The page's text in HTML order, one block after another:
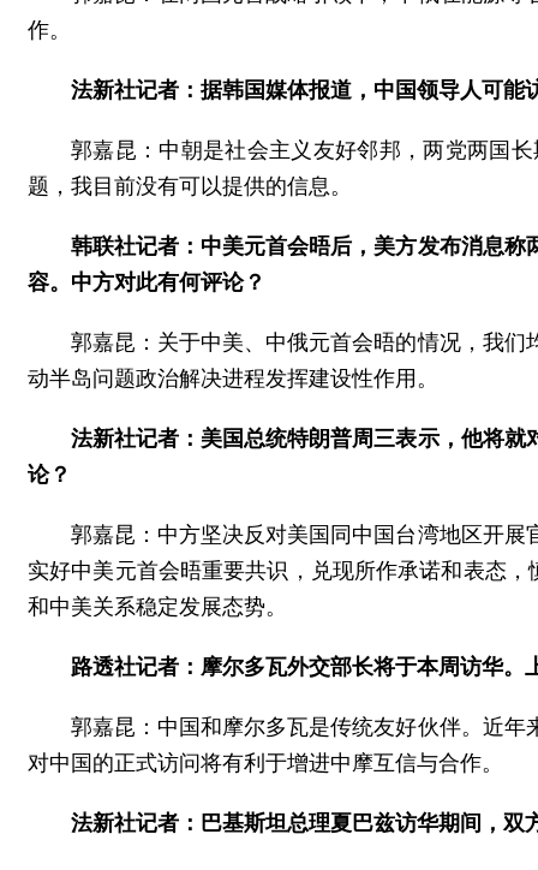
作。
法新社记者：据韩国媒体报道，中国领导人可
郭嘉昆：中朝是社会主义友好邻邦，两党两国
题，我目前没有可以提供的信息。
韩联社记者：中美元首会晤后，美方发布消息
容。中方对此有何评论？
郭嘉昆：关于中美、中俄元首会晤的情况，我
动半岛问题政治解决进程发挥建设性作用。
法新社记者：美国总统特朗普周三表示，他将
论？
郭嘉昆：中方坚决反对美国同中国台湾地区开
实好中美元首会晤重要共识，兑现所作承诺和表态
和中美关系稳定发展态势。
路透社记者：摩尔多瓦外交部长将于本周访华
郭嘉昆：中国和摩尔多瓦是传统友好伙伴。近
对中国的正式访问将有利于增进中摩互信与合作。
法新社记者：巴基斯坦总理夏巴兹访华期间，双